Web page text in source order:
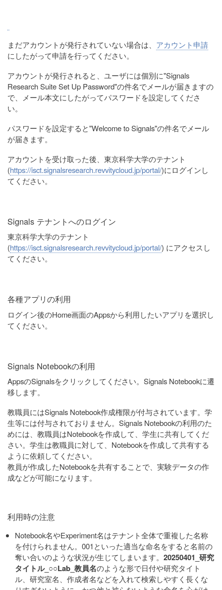
まだアカウントが発行されていない場合は、 アカウント申請
にしたがって申請を行ってください。
アカウントが発行されると、ユーザには個別に"Signals
Research Suite Set Up Password"の件名でメールが届きますの
で、メール本文にしたがってパスワードを設定してくださ
い。
パスワードを設定すると"Welcome to Signals"の件名でメール
が届きます。
アカウントを受け取った後、東京科学大学のテナント
(https://isct.signalsresearch.revvitycloud.jp/portal/)にログインし
てください。
Signals テナントへのログイン
東京科学大学のテナント
(https://isct.signalsresearch.revvitycloud.jp/portal/) にアクセスし
てください。
各種アプリの利用
ログイン後のHome画面のAppsから利用したいアプリを選択し
てください。
Signals Notebookの利用
AppsのSignalsをクリックしてください。Signals Notebookに遷
移します。
教職員にはSignals Notebook作成権限が付与されています。学
生等には付与されておりません。Signals Notebookの利用のた
めには、教職員はNotebookを作成して、学生に共有してくだ
さい。学生は教職員に対して、Notebookを作成して共有する
ように依頼してください。
教員が作成したNotebookを共有することで、実験データの作
成などが可能になります。
利用時の注意
Notebook名やExperiment名はテナント全体で重複した名称
を付けられません。001といった適当な命名をすると名前の
奪い合いのような状況が生じてしまいます。 20250401_研究
タイトル_○○Lab_教員名のような形で日付や研究タイト
ル、研究室名、作成者名などを入れて検索しやすく長くな